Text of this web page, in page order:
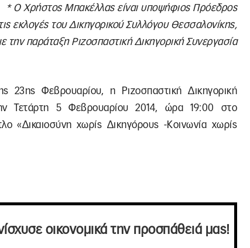
* Ο Χρήστος Μπακέλλας είναι υποψήφιος Πρόεδρος
εκλογές του Δικηγορικού Συλλόγου Θεσσαλονίκης,
την παράταξη Ριζοσπαστική Δικηγορική Συνεργασία
23ης Φεβρουαρίου, η Ριζοσπαστική Δικηγορική
Τετάρτη 5 Φεβρουαρίου 2014, ώρα 19:00 στο
«Δικαιοσύνη χωρίς Δικηγόρους -Κοινωνία χωρίς
οικονομικά την προσπάθειά μας!